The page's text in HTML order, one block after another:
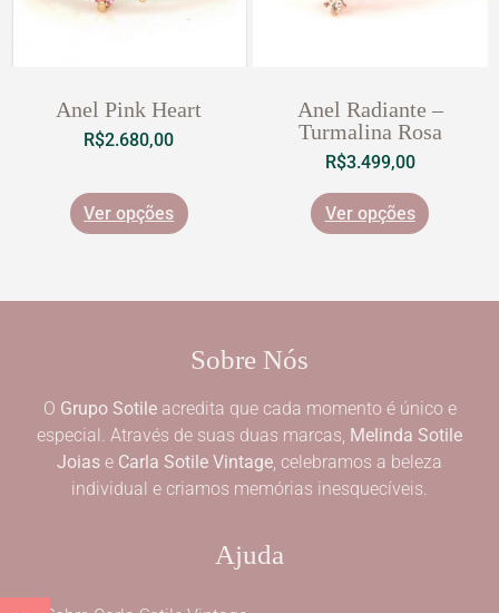
Anel Pink Heart
R$2.680,00
Ver opções
Anel Radiante –
Turmalina Rosa
R$3.499,00
Ver opções
Sobre Nós
O Grupo Sotileacredita que cada momento é único e
especial. Através de suas duas marcas, Melinda Sotile
Joias e Carla Sotile Vintage, celebramos a beleza
individual e criamos memórias inesquecíveis.
Ajuda